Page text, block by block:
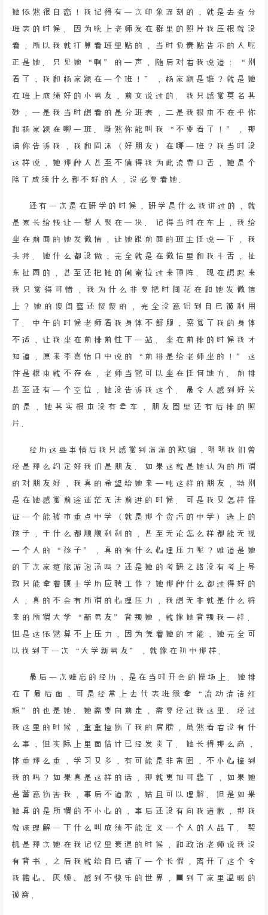
她依然很自恋！我记得有一次印象深刻的，就是去查分
班表的时候。因为晚上老师发在群里的照片我压根就没
看，所以我就打算看班里贴的，当时负责贴告示的人呢
正是她。只见她“啊”的一声，随后对着我说道：“别
看了，我和杨家颖在一个班！”，杨家颖是谁？就是她
在班上成绩好的小男友，前文说过的。我只感觉莫名其
妙，一是我当时想看的是分班表，二是我根本不在乎你
和杨家颖在哪一班。既然你能叫我“不要看了！”，那
请你告诉我，我和周沫（好朋友）在哪一班？我当时没
这样说，她那种人甚至不值得我为此浪费口舌，她是个
除了成绩什么都不好的人，没必要看她。
还有一次是在研学的时候，研学是什么我讲过的，就
是家长给钱让一帮人聚在一块。记得当时在车上，我给
坐在前面的她发微信，让她跟前面的班主任说一下，我
头疼。她什么都没做，完全就是在微信里和我斗舌，扯
东扯西的，甚至还把她的闺蜜拉过来顶阵。现在想起来
我只觉得可惜，我为什么非要把时间花在和她发微信
上？她的傻闺蜜还傻傻的，完全没意识到自己被利用
了。中午的时候老师看我身体不舒服，察觉了我的身体
不适，让我坐在前排前往下一站。坐在前排的时候我才
知道，原来李嘉怡口中说的“前排是给老师坐的！”这
件是根本就不存在，老师当然可以坐在任何地方。前排
甚至还有一个空位，她没告诉我这个。最令人感到好笑
的是，她其实根本没有晕车，朋友圈里还有后排的照
片。
经历这些事情后我只感觉到深深的欺骗，明明我们曾
经是那么约定好我们是朋友。如果这就是她认为的所谓
的对朋友好，我真的希望给她来一吨这样的朋友，特别
是在她感觉前途迷茫无法前进的时候。可是我又怎样保
证一个能被市重点中学（就是那个贪污的中学）选上的
孩子，干什么都顺顺利利的，甚至无论怎么样都能无视
一个人的“孩子”，真的有什么心理压力呢？难道是她
的下次家庭旅游泡汤吗？还是她的考研之路没有考上导
致只能拿着硕士学历应聘工作？她那种什么都过得好的
人，真的不会有所谓的心理压力，我想无非就是什么将
来的所谓大学“新男友”背叛她，就像她背叛我一样。
但是这依然算不上压力，因为凭着她的才能，她完全可
以找到下一次“大学新男友”，就像在初中那样。
最后一次难忘的经历，是在当时开会的操场上。她排
在了最后面，可是经常上去代表班级拿“流动清洁红
旗”的也是她。她需要向前走，需要经过我这里。经过
我这里的时候，重重撞伤了我的肩膀，虽然看着没有什
么事，但实际上里面估计已经发炎了。她长得那么高，
体重那么重，学习又多，有可能是非常困，不小心撞到
我的吗？如果真是这样的话，那就更加可悲了，如果她
是蓄意伤害我，事后不道歉，姑且可以理解。但是如果
她真的是所谓的不小心的，事后还没有向我道歉，那我
就该理解一下什么叫成绩不能定义一个人的人品了。契
机是那次她在我记忆里衰退的时候，和政治老师说我没
有背书，之后我就给自己请了一个长假，离开了这个令
我糟心、厌烦、感到不快乐的世界，回到了家里温暖的
被窝。